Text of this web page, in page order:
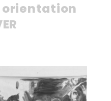
orientation